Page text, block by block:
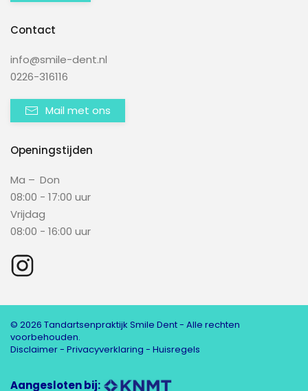
Contact
info@smile-dent.nl
0226-316116
Mail met ons
Openingstijden
Ma – Don
08:00 - 17:00 uur
Vrijdag
08:00 - 16:00 uur
© 2026 Tandartsenpraktijk Smile Dent - Alle rechten
voorbehouden.
Disclaimer- Privacyverklaring - Huisregels
Aangesloten bij: